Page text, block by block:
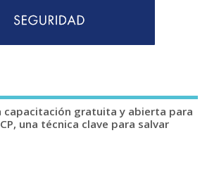
capacitación gratuita y abierta para
una técnica clave para salvar